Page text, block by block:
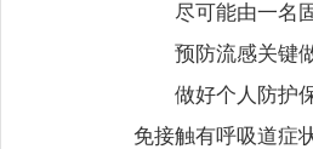
尽可能由一名
预防流感关键
做好个人防护
免接触有呼吸道症